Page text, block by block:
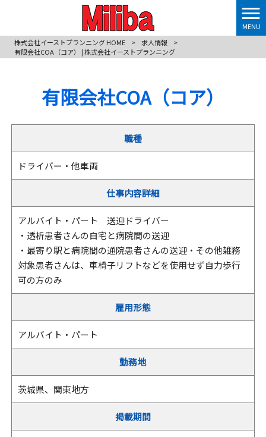
MENU
株式会社イーストプランニング HOME
> 求人情報
>
有限会社COA（コア） | 株式会社イーストプランニング
有限会社COA（コア）
職種
ドライバー・他車両
仕事内容詳細
アルバイト・パート 送迎ドライバー
・透析患者さんの自宅と病院間の送迎
・最寄り駅と病院間の通院患者さんの送迎・その他雑務
対象患者さんは、車椅子リフトなどを使用せず自力歩行
可の方のみ
雇用形態
アルバイト・パート
勤務地
茨城県、関東地方
掲載期間